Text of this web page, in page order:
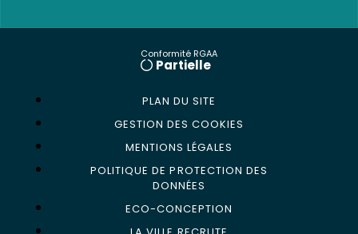
Conformité RGAA
Partielle
PLAN DU SITE
GESTION DES COOKIES
MENTIONS LÉGALES
POLITIQUE DE PROTECTION DES
DONNÉES
ECO-CONCEPTION